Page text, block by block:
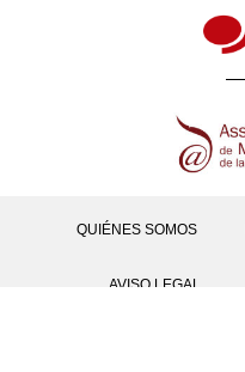
QUIÉNES SOMOS
AVISO LEGAL